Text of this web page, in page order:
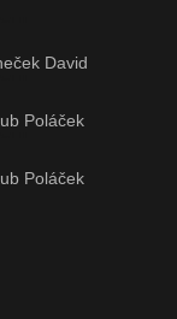
David
Poláček
Poláček